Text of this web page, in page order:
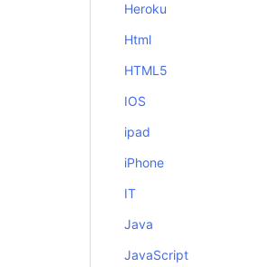
Heroku
Html
HTML5
IOS
ipad
iPhone
IT
Java
JavaScript